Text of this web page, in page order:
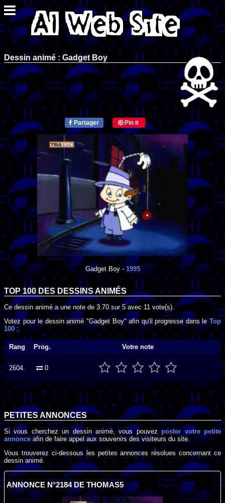
Dessin animé : Gadget Boy
Partager Pin it
Gadget Boy- 1995
TOP 100 DESDESSINS ANIMÉS
Ce dessin animé a une note de 3.70sur5avec 11 vote(s).
Votez pour le dessin animé "Gadget Boy" afin qu'il progresse dans leTop
100:
Rang Prog. Votre note
2604. 0
PETITES ANNONCES
Si vous cherchez un dessin animé, vous pouvezposter votre petite
annonceafin de faire appel aux souvenirs des visiteurs du site.
Vous trouverez ci-dessous les petites annonces résolues concernant ce
dessin animé.
ANNONCE N°2184 DE THOMAS5